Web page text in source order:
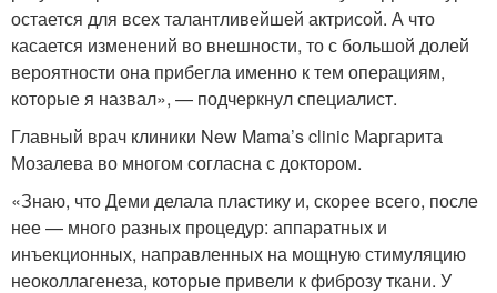
остается для всех талантливейшей актрисой. А что
касается изменений во внешности, то с большой долей
вероятности она прибегла именно к тем операциям,
которые я назвал», — подчеркнул специалист.
Главный врач клиники New Mama’s clinic Маргарита
Мозалева во многом согласна с доктором.
«Знаю, что Деми делала пластику и, скорее всего, после
нее — много разных процедур: аппаратных и
инъекционных, направленных на мощную стимуляцию
неоколлагенеза, которые привели к фиброзу ткани. У